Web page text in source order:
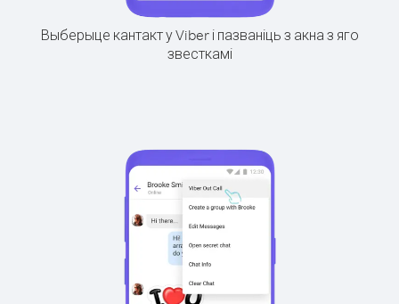
Выберыце кантакт у Viber і пазваніць з акна з яго
звесткамі